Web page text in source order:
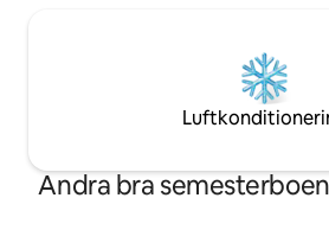
Andra bra